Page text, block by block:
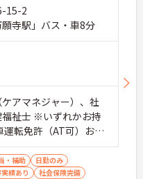
15-2
寺駅」バス・車8分
アマネジャー）、社
祉士 ※いずれかお持
転免許（AT可）お持
エクセルの操作（入
・補助
日勤のみ
績あり
社会保険完備